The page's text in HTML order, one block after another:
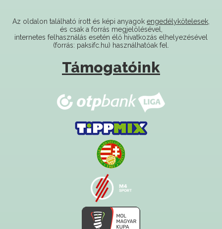
internetes felhasználás esetén élő hivatkozás elhelyezésével
(forrás: paksifc.hu) használhatóak fel.
Támogatóink